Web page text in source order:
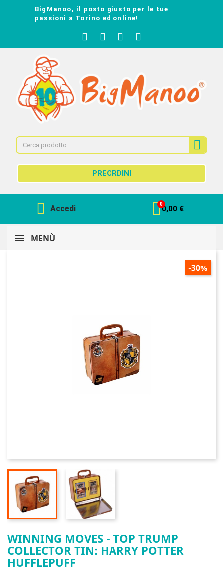
BigManoo, il posto giusto per le tue
passioni a Torino ed online!
PREORDINI
Accedi 0,00 €
MENÙ
-30%
WINNING MOVES - TOP TRUMP
COLLECTOR TIN: HARRY POTTER
HUFFLEPUFF